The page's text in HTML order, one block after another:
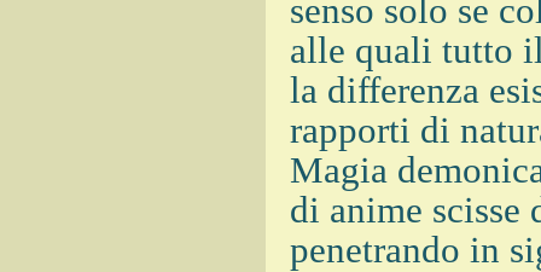
senso solo se
alle quali tutto
la differenza
rapporti di
Magia
di anime
penetrando in